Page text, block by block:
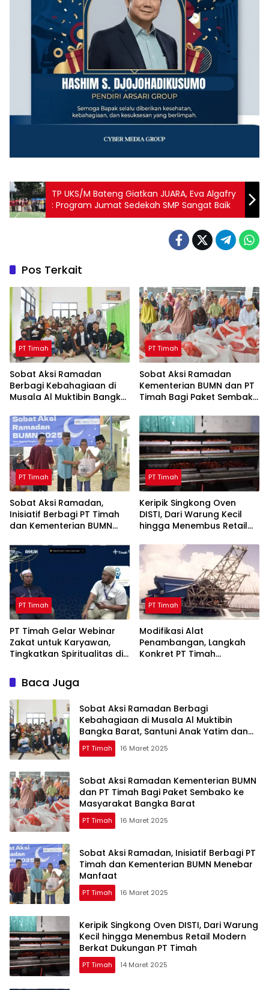
TP UKS/M Bateng Giatkan JUARA, Eva Algafry
: Program Jumat Sedekah SMP Sangat Baik
Pos Terkait
PT Timah
Sobat Aksi Ramadan
Berbagi Kebahagiaan di
Musala Al Muktibin Bangka
dan Piatu
PT Timah
Sobat Aksi Ramadan
Kementerian BUMN dan PT
Timah Bagi Paket Sembako
Barat
PT Timah
Sobat Aksi Ramadan,
Inisiatif Berbagi PT Timah
dan Kementerian BUMN
PT Timah
Keripik Singkong Oven
DISTI, Dari Warung Kecil
hingga Menembus Retail
PT Timah
PT Timah
PT Timah Gelar Webinar
Zakat untuk Karyawan,
Tingkatkan Spiritualitas di
PT Timah
Modifikasi Alat
Penambangan, Langkah
Konkret PT Timah
Baca Juga
Sobat Aksi Ramadan Berbagi
Kebahagiaan di Musala Al Muktibin
Bangka Barat, Santuni Anak Yatim dan
Piatu
PT Timah 16 Maret 2025
Sobat Aksi Ramadan Kementerian BUMN
dan PT Timah Bagi Paket Sembako ke
Masyarakat Bangka Barat
PT Timah 16 Maret 2025
Sobat Aksi Ramadan, Inisiatif Berbagi PT
Timah dan Kementerian BUMN Menebar
Manfaat
PT Timah 16 Maret 2025
Keripik Singkong Oven DISTI, Dari Warung
Kecil hingga Menembus Retail Modern
Berkat Dukungan PT Timah
PT Timah 14 Maret 2025